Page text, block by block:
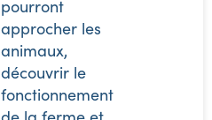
pourront
approcher les
animaux,
découvrir le
fonctionnement